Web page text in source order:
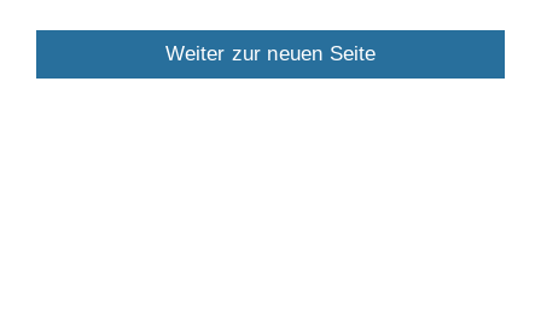
Weiter zur neuen Seite